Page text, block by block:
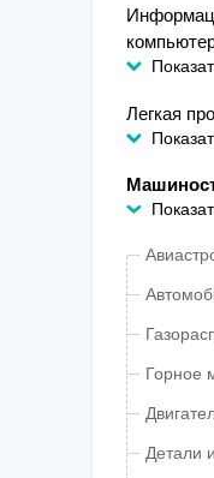
Легкая
Горное
Детали